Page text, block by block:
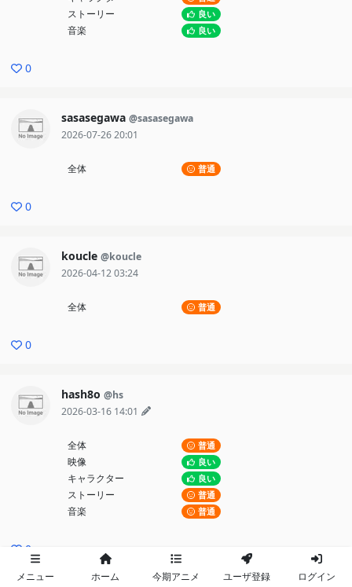
ストーリー 良い
音楽 良い
0
sasasegawa @sasasegawa
2026-07-26 20:01
全体 普通
0
koucle @koucle
2026-04-12 03:24
全体 普通
0
hash8o @hs
2026-03-16 14:01
全体 普通
映像 良い
キャラクター 良い
ストーリー 普通
音楽 普通
0
メニュー ホーム 今期アニメ ユーザ登録 ログイン